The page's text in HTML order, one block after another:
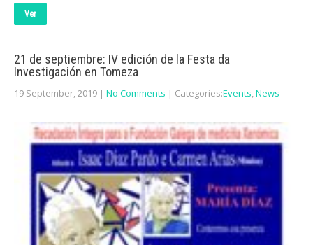
Ver
21 de septiembre: IV edición de la Festa da
Investigación en Tomeza
19 September, 2019 | No Comments | Categories:Events,News